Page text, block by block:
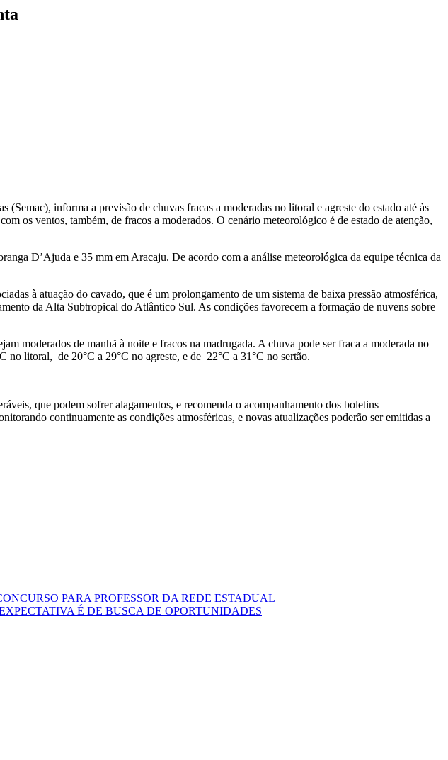
informa a previsão de chuvas fracas a moderadas no litoral e agreste do estado até às
os ventos, também, de fracos a moderados. O cenário meteorológico é de estado de atenção,
D’Ajuda e 35 mm em Aracaju. De acordo com a análise meteorológica da equipe técnica da
à atuação do cavado, que é um prolongamento de um sistema de baixa pressão atmosférica,
da Alta Subtropical do Atlântico Sul. As condições favorecem a formação de nuvens sobre
moderados de manhã à noite e fracos na madrugada. A chuva pode ser fraca a moderada no
no litoral, de 20°C a 29°C no agreste, e de 22°C a 31°C no sertão.
que podem sofrer alagamentos, e recomenda o acompanhamento dos boletins
continuamente as condições atmosféricas, e novas atualizações poderão ser emitidas a
PARA PROFESSOR DA REDE ESTADUAL
É DE BUSCA DE OPORTUNIDADES